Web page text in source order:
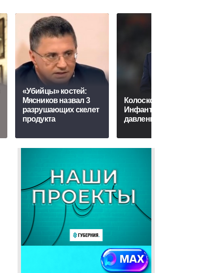
«Убийцы» костей:
Мясников назвал 3
разрушающих скелет
продукта
Колосков считает, что
Инфантино уступит
давлению УЕФА